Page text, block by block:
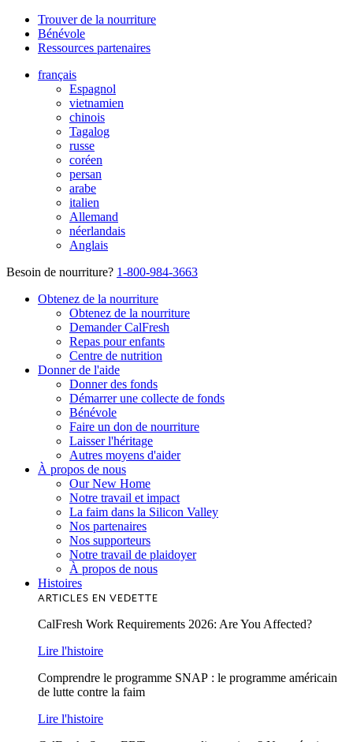
Trouver de la nourriture
Bénévole
Ressources partenaires
français
Espagnol
vietnamien
chinois
Tagalog
russe
coréen
persan
arabe
italien
Allemand
néerlandais
Anglais
Besoin de nourriture? 1-800-984-3663
Obtenez de la nourriture
Obtenez de la nourriture
Demander CalFresh
Repas pour enfants
Centre de nutrition
Donner de l'aide
Donner des fonds
Démarrer une collecte de fonds
Bénévole
Faire un don de nourriture
Laisser l'héritage
Autres moyens d'aider
À propos de nous
Our New Home
Notre travail et impact
La faim dans la Silicon Valley
Nos partenaires
Nos supporteurs
Notre travail de plaidoyer
À propos de nous
Histoires
ARTICLES EN VEDETTE
CalFresh Work Requirements 2026: Are You Affected?
Lire l'histoire
Comprendre le programme SNAP : le programme américain
de lutte contre la faim
Lire l'histoire